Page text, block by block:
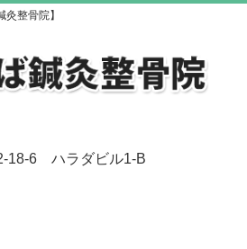
整骨院】
18-6 ハラダビル1-B